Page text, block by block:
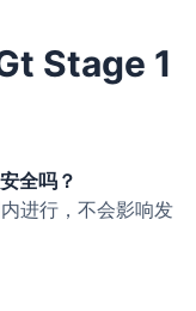
Stage 1
全吗？
进行，不会影响发